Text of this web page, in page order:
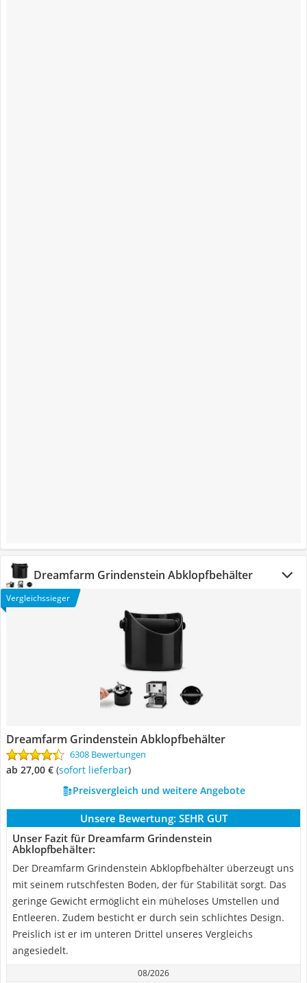
Dreamfarm Grindenstein Abklopfbehälter
Vergleichssieger
Dreamfarm Grindenstein Abklopfbehälter
6308 Bewertungen
ab 27,00 € ( Sofort lieferbar)
Preisvergleich und weitere Angebote
Unsere Bewertung: SEHR GUT
Unser Fazit für Dreamfarm Grindenstein
Abklopfbehälter:
Der Dreamfarm Grindenstein Abklopfbehälter überzeugt uns
mit seinem rutschfesten Boden, der für Stabilität sorgt. Das
geringe Gewicht ermöglicht ein müheloses Umstellen und
Entleeren. Zudem besticht er durch sein schlichtes Design.
Preislich ist er im unteren Drittel unseres Vergleichs
angesiedelt.
08/2026